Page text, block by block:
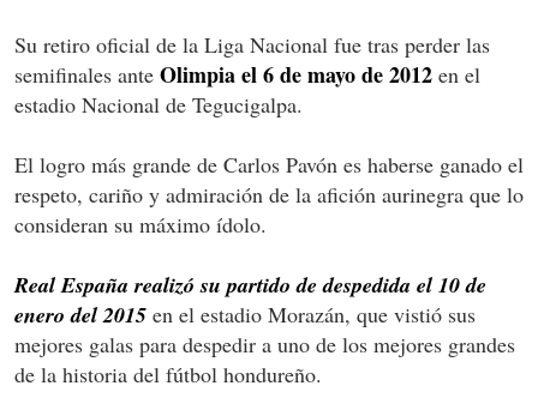
Su retiro oficial de la Liga Nacional fue tras perder las
semifinales ante Olimpia el 6 de mayo de 2012 en el
estadio Nacional de Tegucigalpa.
El logro más grande de Carlos Pavón es haberse ganado el
respeto, cariño y admiración de la afición aurinegra que lo
consideran su máximo ídolo.
Real España realizó su partido de despedida el 10 de
enero del 2015 en el estadio Morazán, que vistió sus
mejores galas para despedir a uno de los mejores grandes
de la historia del fútbol hondureño.